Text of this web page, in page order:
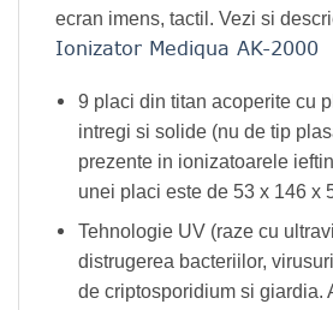
ecran imens, tactil. Vezi si
Ionizator Mediqua AK-2000
9 placi din titan acoperite cu
intregi si solide (nu de tip
prezente in ionizatoarele
unei placi este de 53 x 146 x
Tehnologie UV (raze cu
distrugerea bacteriilor,
de criptosporidium si giardia.